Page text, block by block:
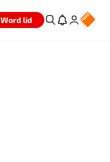
Word lid